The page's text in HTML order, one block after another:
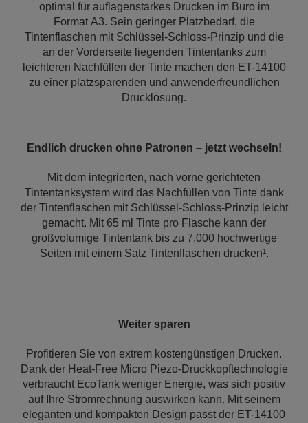
optimal für auflagenstarkes Drucken im Büro im
Format A3. Sein geringer Platzbedarf, die
Tintenflaschen mit Schlüssel-Schloss-Prinzip und die
an der Vorderseite liegenden Tintentanks zum
leichteren Nachfüllen der Tinte machen den ET-14100
zu einer platzsparenden und anwenderfreundlichen
Drucklösung.
Endlich drucken ohne Patronen – jetzt wechseln!
Mit dem integrierten, nach vorne gerichteten
Tintentanksystem wird das Nachfüllen von Tinte dank
der Tintenflaschen mit Schlüssel-Schloss-Prinzip leicht
gemacht. Mit 65 ml Tinte pro Flasche kann der
großvolumige Tintentank bis zu 7.000 hochwertige
Seiten mit einem Satz Tintenflaschen drucken¹.
Weiter sparen
Profitieren Sie von extrem kostengünstigen Drucken.
Dank der Heat-Free Micro Piezo-Druckkopftechnologie
verbraucht EcoTank weniger Energie, was sich positiv
auf Ihre Stromrechnung auswirken kann. Mit seinem
eleganten und kompakten Design passt der ET-14100